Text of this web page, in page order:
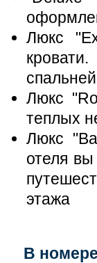
Люкс
Люкс
теплых
Люкс
отеля
этажа
В